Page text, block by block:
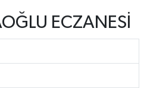
ECZANESİ